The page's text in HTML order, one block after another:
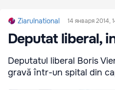
Ziarulnational 14 января 2014,
Deputat liberal,
Deputatul liberal Boris
gravă într-un spital din